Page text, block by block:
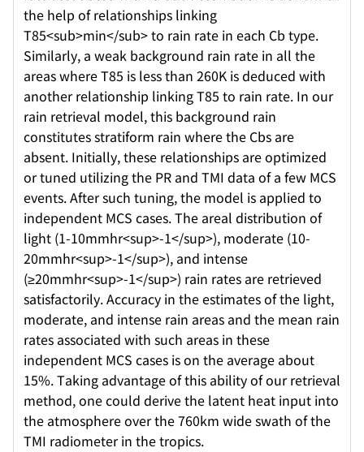
the help of relationships linking
T85<sub>min</sub> to rain rate in each Cb type.
Similarly, a weak background rain rate in all the
areas where T85 is less than 260K is deduced with
another relationship linking T85 to rain rate. In our
rain retrieval model, this background rain
constitutes stratiform rain where the Cbs are
absent. Initially, these relationships are optimized
or tuned utilizing the PR and TMI data of a few MCS
events. After such tuning, the model is applied to
independent MCS cases. The areal distribution of
light (1-10mmhr<sup>-1</sup>), moderate (10-
20mmhr<sup>-1</sup>), and intense
(≥20mmhr<sup>-1</sup>) rain rates are retrieved
satisfactorily. Accuracy in the estimates of the light,
moderate, and intense rain areas and the mean rain
rates associated with such areas in these
independent MCS cases is on the average about
15%. Taking advantage of this ability of our retrieval
method, one could derive the latent heat input into
the atmosphere over the 760km wide swath of the
TMI radiometer in the tropics.